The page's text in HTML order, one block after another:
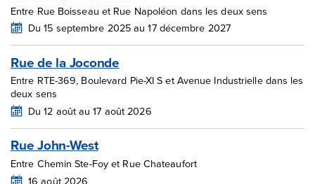
Entre Rue Boisseau et Rue Napoléon dans les deux sens
Du 15 septembre 2025 au 17 décembre 2027
Rue de la Joconde
Entre RTE-369, Boulevard Pie-XI S et Avenue Industrielle dans les
deux sens
Du 12 août au 17 août 2026
Rue John-West
Entre Chemin Ste-Foy et Rue Chateaufort
16 août 2026